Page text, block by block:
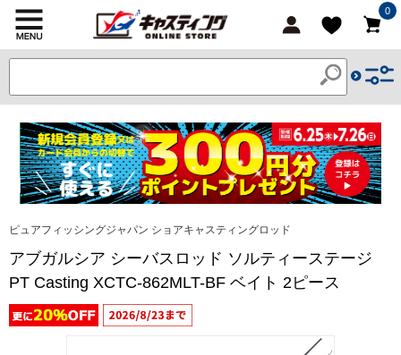
0
ピュアフィッシングジャパン ショアキャスティングロッド
アブガルシア シーバスロッド ソルティーステージ
PT Casting XCTC-862MLT-BF ベイト 2ピース